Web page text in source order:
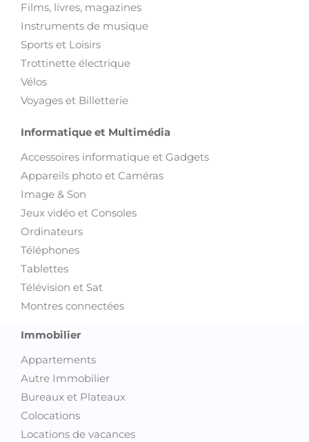
Films, livres, magazines
Instruments de musique
Sports et Loisirs
Trottinette électrique
Vélos
Voyages et Billetterie
Informatique et Multimédia
Accessoires informatique et Gadgets
Appareils photo et Caméras
Image & Son
Jeux vidéo et Consoles
Ordinateurs
Téléphones
Tablettes
Télévision et Sat
Montres connectées
Immobilier
Appartements
Autre Immobilier
Bureaux et Plateaux
Colocations
Locations de vacances